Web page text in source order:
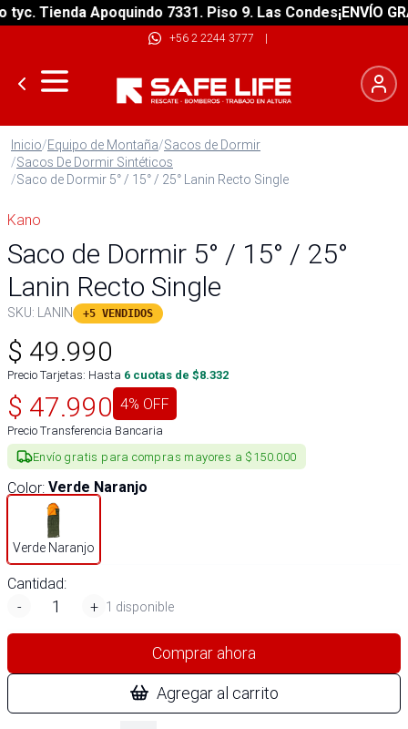
Tienda Apoquindo 7331. Piso 9. Las Condes¡ENVÍO
+56 2 2244 3777 |
Inicio/Equipo de Montaña/Sacos de Dormir
/Sacos De Dormir Sintéticos
/Saco de Dormir 5° / 15° / 25° Lanin Recto Single
Kano
Saco de Dormir 5° / 15° / 25°
Lanin Recto Single
SKU: LANIN +5 VENDIDOS
$ 49.990
Precio Tarjetas: Hasta 6 cuotas de $8.332
$ 47.990 4% OFF
Precio Transferencia Bancaria
Envío gratis para compras mayores a $150.000
Color: Verde Naranjo
Verde Naranjo
Cantidad:
-
+ 1 disponible
Comprar ahora
Agregar al carrito